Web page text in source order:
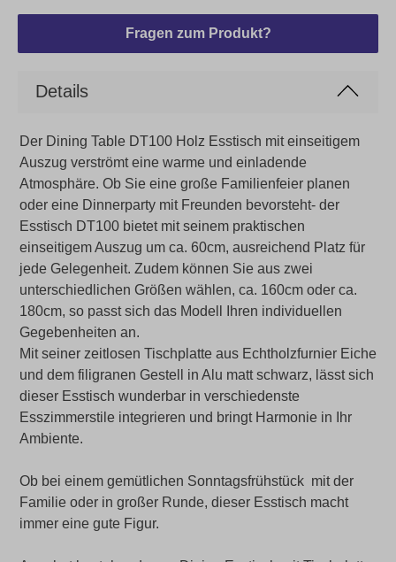
Fragen zum Produkt?
Details
Der Dining Table DT100 Holz Esstisch mit einseitigem
Auszug verströmt eine warme und einladende
Atmosphäre. Ob Sie eine große Familienfeier planen
oder eine Dinnerparty mit Freunden bevorsteht- der
Esstisch DT100 bietet mit seinem praktischen
einseitigem Auszug um ca. 60cm, ausreichend Platz für
jede Gelegenheit. Zudem können Sie aus zwei
unterschiedlichen Größen wählen, ca. 160cm oder ca.
180cm, so passt sich das Modell Ihren individuellen
Gegebenheiten an.
Mit seiner zeitlosen Tischplatte aus Echtholzfurnier Eiche
und dem filigranen Gestell in Alu matt schwarz, lässt sich
dieser Esstisch wunderbar in verschiedenste
Esszimmerstile integrieren und bringt Harmonie in Ihr
Ambiente.
Ob bei einem gemütlichen Sonntagsfrühstück mit der
Familie oder in großer Runde, dieser Esstisch macht
immer eine gute Figur.